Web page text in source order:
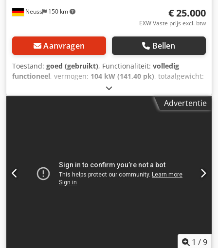
Neuss 150 km € 25.000
EXW Vaste prijs excl. btw
Aanvragen Bellen
Toestand: goed (gebruikt), Functionaliteit: volledig
functioneel, vermogen: 104 kW (141,40 pk), totaalgewicht:
diesel
2016, bedrijfsturen:3.735 h, bedrijfsdruk:12 bar,
, - Terugslagklep
Advertentie
1 /9